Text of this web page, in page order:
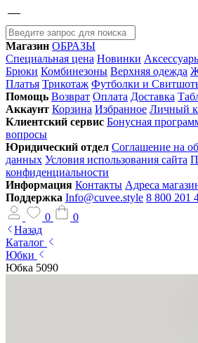
Магазин ОБРАЗЫ
Специальная цена Новинки
Брюки Комбинезоны Верхняя одежда
Платья Трикотаж Футболки и
Помощь Возврат Оплата Доставка
Аккаунт Корзина Избранное Личный
Клиентский сервис Бонусная
вопросы
Юридический отдел Соглашение на
данных Условия использования сайта
конфиденциальности
Информация Контакты Адреса
Поддержка Info@cuvee.style 8 800 201
0
0
Назад
Каталог
Юбки
Юбка 5090